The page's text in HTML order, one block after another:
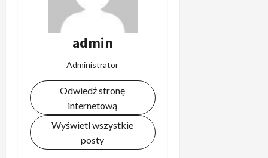
admin
Administrator
Odwiedź stronę
internetową
Wyświetl wszystkie
posty